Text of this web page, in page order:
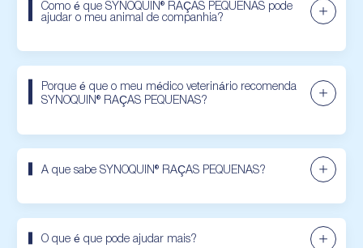
Como é que SYNOQUIN® RAÇAS PEQUENAS pode
ajudar o meu animal de companhia?
Porque é que o meu médico veterinário recomenda
SYNOQUIN® RAÇAS PEQUENAS?
A que sabe SYNOQUIN® RAÇAS PEQUENAS?
O que é que pode ajudar mais?